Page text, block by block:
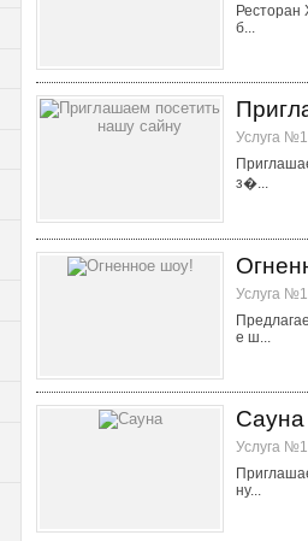
Ресторан
б...
Услуга
з�...
Услуга
е ш...
Сауна
Услуга
ну...